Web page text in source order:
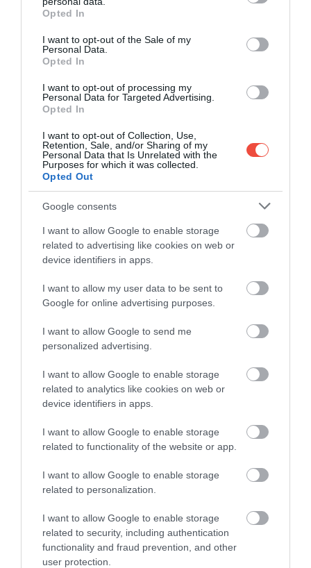
grant or deny consent to Google and its third-party tags to
use your data for below specified purposes in below Google
consent section.
Opted In
I want to opt-out of the Sale of my
Personal Data.
Opted In
I want to opt-out of processing my
Personal Data for Targeted Advertising.
Opted In
I want to opt-out of Collection, Use,
Retention, Sale, and/or Sharing of my
Personal Data that Is Unrelated with the
Purposes for which it was collected.
Opted Out
Google consents
I want to allow Google to enable storage
related to advertising like cookies on web or
device identifiers in apps.
I want to allow my user data to be sent to
Google for online advertising purposes.
I want to allow Google to send me
personalized advertising.
I want to allow Google to enable storage
related to analytics like cookies on web or
device identifiers in apps.
I want to allow Google to enable storage
related to functionality of the website or app.
I want to allow Google to enable storage
related to personalization.
I want to allow Google to enable storage
related to security, including authentication
functionality and fraud prevention, and other
user protection.
kígyófaját találhatták meg az Amazonas
EVERGLADES, FLORIDA, USA
A bejegyzés megtekintése az Instagramon
Evergladesaz Egyesült Államok Florida